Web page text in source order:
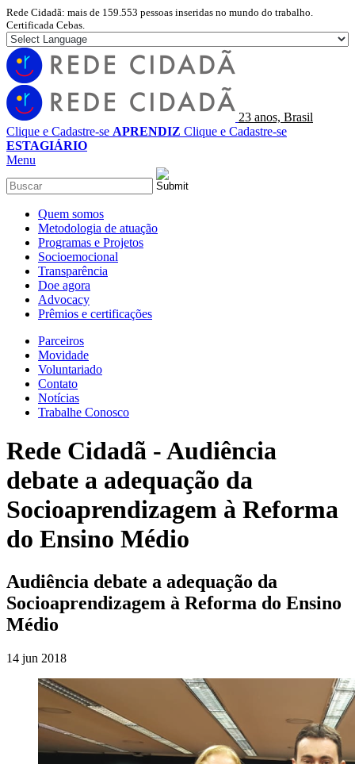
Rede Cidadã: mais de 159.553 pessoas inseridas no mundo do trabalho.
Certificada Cebas.
23 anos, Brasil
Clique e Cadastre-se APRENDIZ Clique e Cadastre-se
ESTAGIÁRIO
Menu
Quem somos
Metodologia de atuação
Programas e Projetos
Socioemocional
Transparência
Doe agora
Advocacy
Prêmios e certificações
Parceiros
Movidade
Voluntariado
Contato
Notícias
Trabalhe Conosco
Rede Cidadã - Audiência
debate a adequação da
Socioaprendizagem à Reforma
do Ensino Médio
Audiência debate a adequação da
Socioaprendizagem à Reforma do Ensino
Médio
14 jun 2018